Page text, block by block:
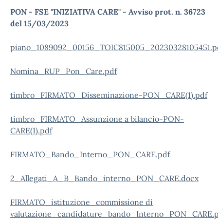
PON - FSE "INIZIATIVA CARE" - Avviso prot. n. 36723
del 15/03/2023
Nomina_RUP_Pon_Care.pdf
timbro_FIRMATO_Disseminazione-PON_CARE(1).pdf
timbro_FIRMATO_Assunzione a bilancio-PON-
CARE(1).pdf
FIRMATO_Bando_Interno_PON_CARE.pdf
2_Allegati_A_B_Bando_interno_PON_CARE.docx
FIRMATO_istituzione_commissione di